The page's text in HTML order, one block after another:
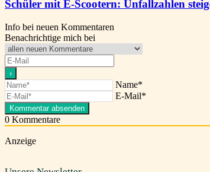
Schüler mit E-Scootern: Unfallzahlen
Info bei neuen Kommentaren
Benachrichtige mich bei
Name*
E-Mail*
0 Kommentare
Anzeige